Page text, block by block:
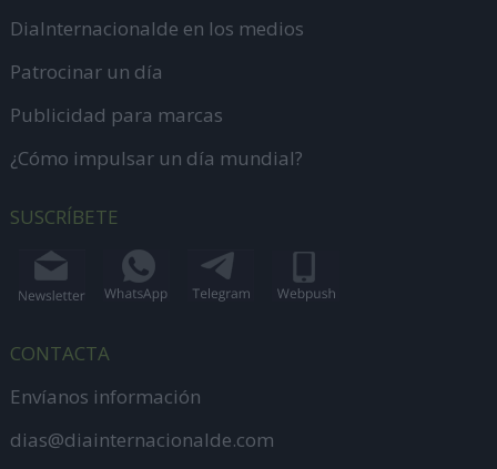
DiaInternacionalde en los medios
Patrocinar un día
Publicidad para marcas
¿Cómo impulsar un día mundial?
SUSCRÍBETE
CONTACTA
Envíanos información
dias@diainternacionalde.com